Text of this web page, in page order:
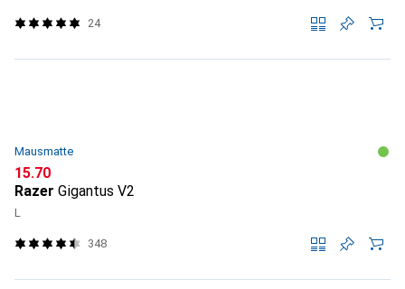
24
Mausmatte
CHF
15.70
Razer Gigantus V2
L
348